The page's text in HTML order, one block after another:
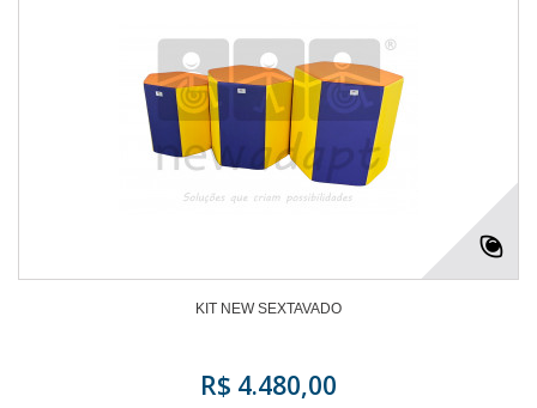
KIT NEW SEXTAVADO
R$ 4.480,00